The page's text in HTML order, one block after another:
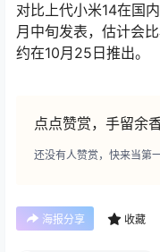
对比上代小米14在国
月中旬发表，估计会
约在10月25日推出。
点点赞赏，手留余
还没有人赞赏，快来当第
海报分享 收藏